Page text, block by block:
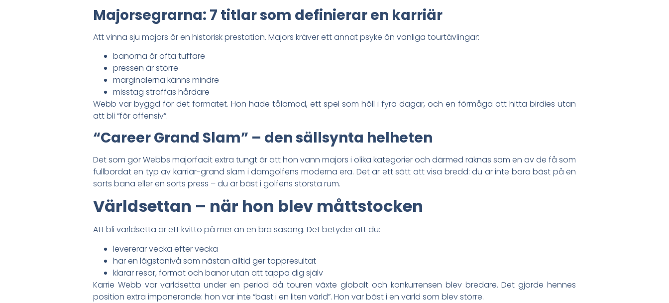
Majorsegrarna: 7 titlar som definierar en karriär
Att vinna sju majors är en historisk prestation. Majors kräver ett annat psyke än vanliga tourtävlingar:
banorna är ofta tuffare
pressen är större
marginalerna känns mindre
misstag straffas hårdare
Webb var byggd för det formatet. Hon hade tålamod, ett spel som höll i fyra dagar, och en förmåga att hitta birdies utan
att bli “för offensiv”.
“Career Grand Slam” – den sällsynta helheten
Det som gör Webbs majorfacit extra tungt är att hon vann majors i olika kategorier och därmed räknas som en av de få som
fullbordat en typ av karriär-grand slam i damgolfens moderna era. Det är ett sätt att visa bredd: du är inte bara bäst på en
sorts bana eller en sorts press – du är bäst i golfens största rum.
Världsettan – när hon blev måttstocken
Att bli världsetta är ett kvitto på mer än en bra säsong. Det betyder att du:
levererar vecka efter vecka
har en lägstanivå som nästan alltid ger toppresultat
klarar resor, format och banor utan att tappa dig själv
Karrie Webb var världsetta under en period då touren växte globalt och konkurrensen blev bredare. Det gjorde hennes
position extra imponerande: hon var inte “bäst i en liten värld”. Hon var bäst i en värld som blev större.